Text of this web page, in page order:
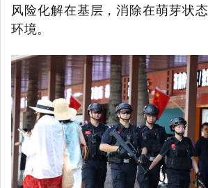
风险化解在基层，消除在萌芽状
环境。